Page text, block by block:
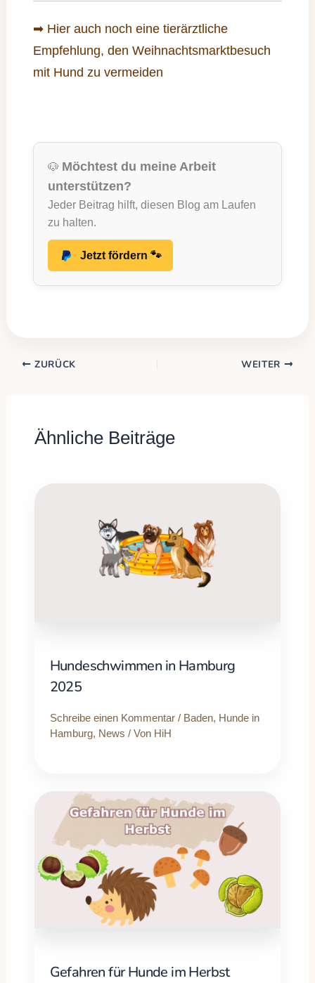
➡ Hier auch noch eine tierärztliche
Empfehlung, den Weihnachtsmarktbesuch
mit Hund zu vermeiden
🐶 Möchtest du meine Arbeit
unterstützen?
Jeder Beitrag hilft, diesen Blog am Laufen
zu halten.
Jetzt fördern 🐾
ZURÜCK WEITER
Ähnliche Beiträge
Hundeschwimmen in Hamburg
2025
Schreibe einen Kommentar / Baden, Hunde in
Hamburg, News / Von HiH
Gefahren für Hunde im Herbst